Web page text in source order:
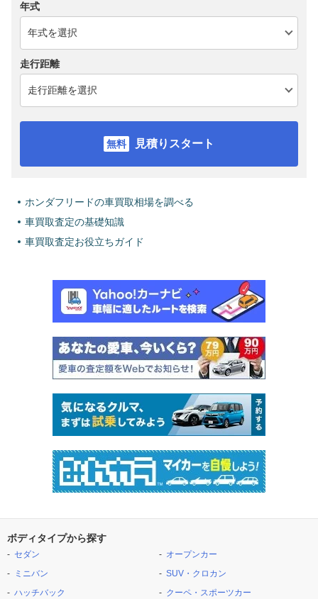
年式
走行距離
見積りスタート
ホンダフリードの車買取相場を調べる
車買取査定の基礎知識
車買取査定お役立ちガイド
ボディタイプから探す
セダン
ミニバン
ハッチバック
オープンカー
SUV・クロカン
クーペ・スポーツカー